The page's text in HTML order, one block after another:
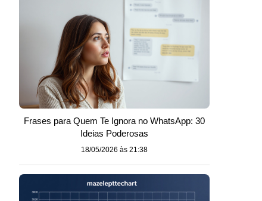
Frases para Quem Te Ignora no WhatsApp: 30
Ideias Poderosas
18/05/2026 às 21:38